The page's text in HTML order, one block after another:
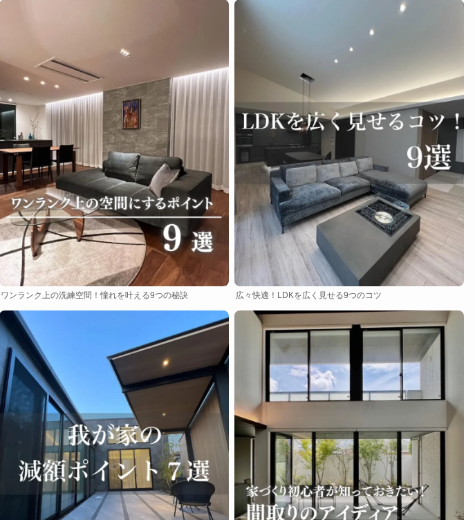
ワンランク上の洗練空間！憧れを叶える9つの秘訣
広々快適！LDKを広く見せる9つのコツ